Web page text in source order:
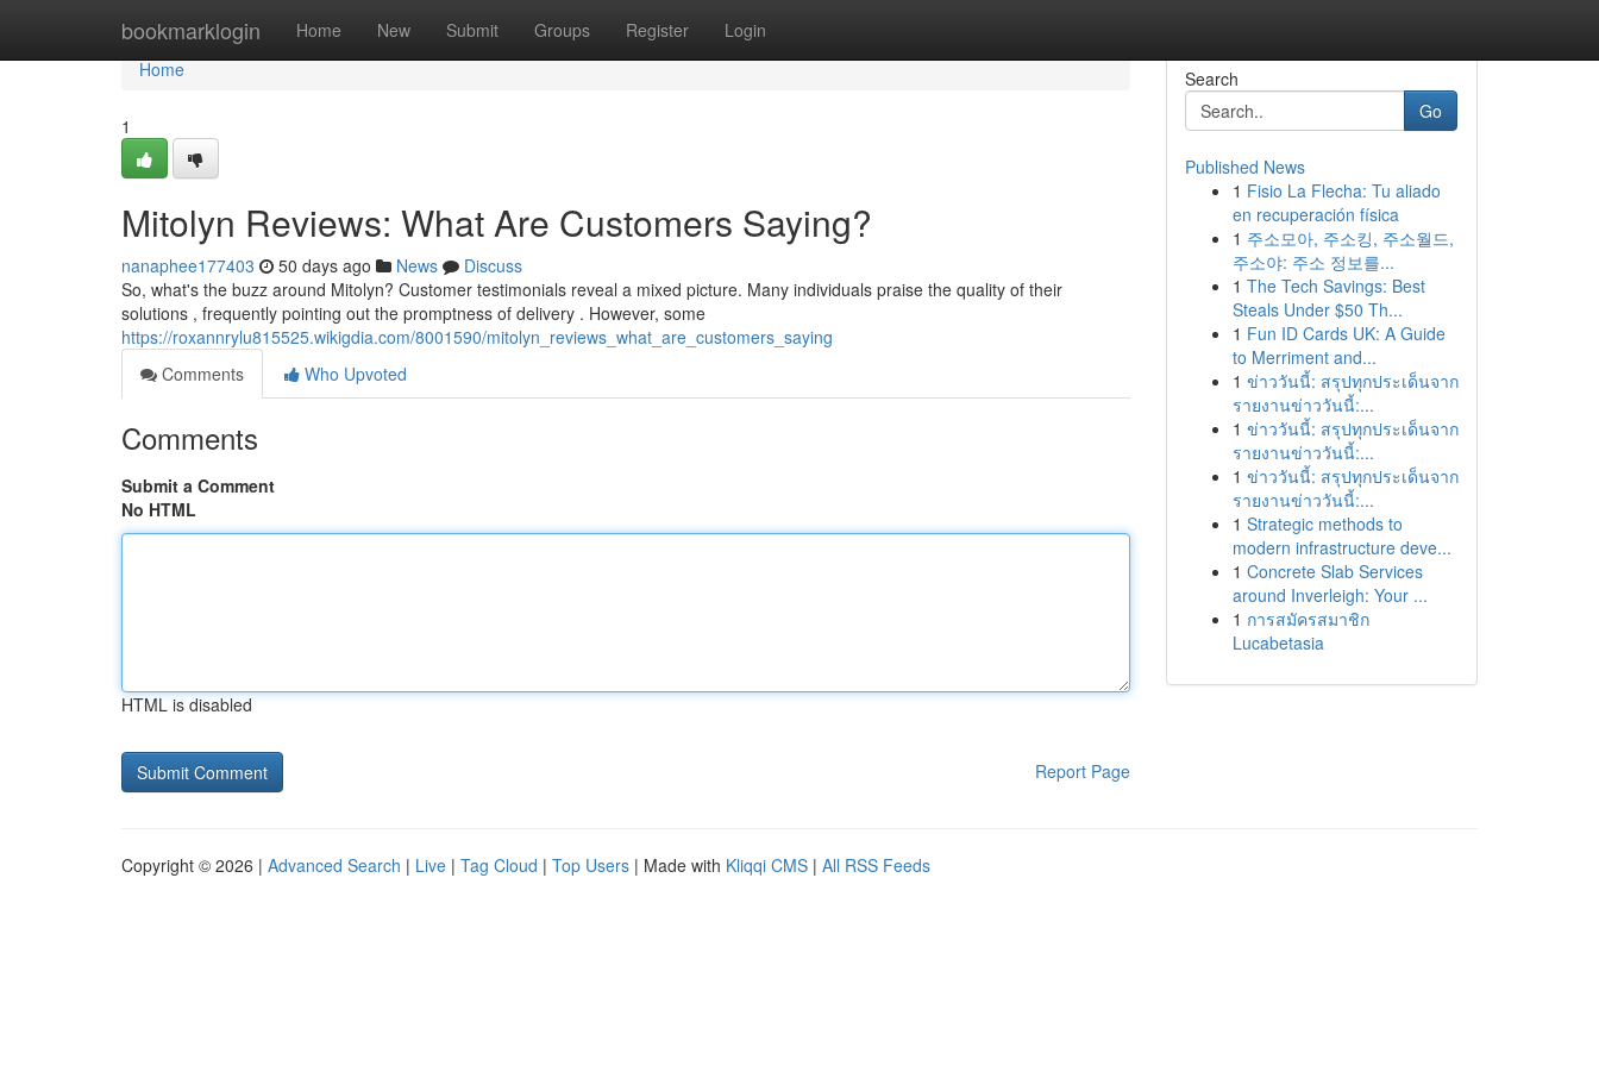
bookmarklogin Home New Submit Groups Register Login
Home
Home
1
Mitolyn Reviews: What Are Customers Saying?
nanaphee177403 50 days ago News
Discuss
So, what's the buzz around Mitolyn? Customer testimonials reveal a mixed picture. Many individuals praise the quality of their
solutions , frequently pointing out the promptness of delivery . However, some
https://roxannrylu815525.wikigdia.com/8001590/mitolyn_reviews_what_are_customers_saying
Comments
Who Upvoted
Comments
Submit a Comment
No HTML
HTML is disabled
Report Page
Search
Go
Published News
1 Fisio La Flecha: Tu aliado
en recuperación física
1 주소모아, 주소킹, 주소월드,
주소야: 주소 정보를...
1 The Tech Savings: Best
Steals Under $50 Th...
1 Fun ID Cards UK: A Guide
to Merriment and...
1 ข่าววันนี้: สรุปทุกประเด็นจาก
รายงานข่าววันนี้:...
1 ข่าววันนี้: สรุปทุกประเด็นจาก
รายงานข่าววันนี้:...
1 ข่าววันนี้: สรุปทุกประเด็นจาก
รายงานข่าววันนี้:...
1 Strategic methods to
modern infrastructure deve...
1 Concrete Slab Services
around Inverleigh: Your ...
1 การสมัครสมาชิก
Lucabetasia
Copyright © 2026 | Advanced Search | Live | Tag Cloud | Top Users | Made with Kliqqi CMS | All RSS Feeds